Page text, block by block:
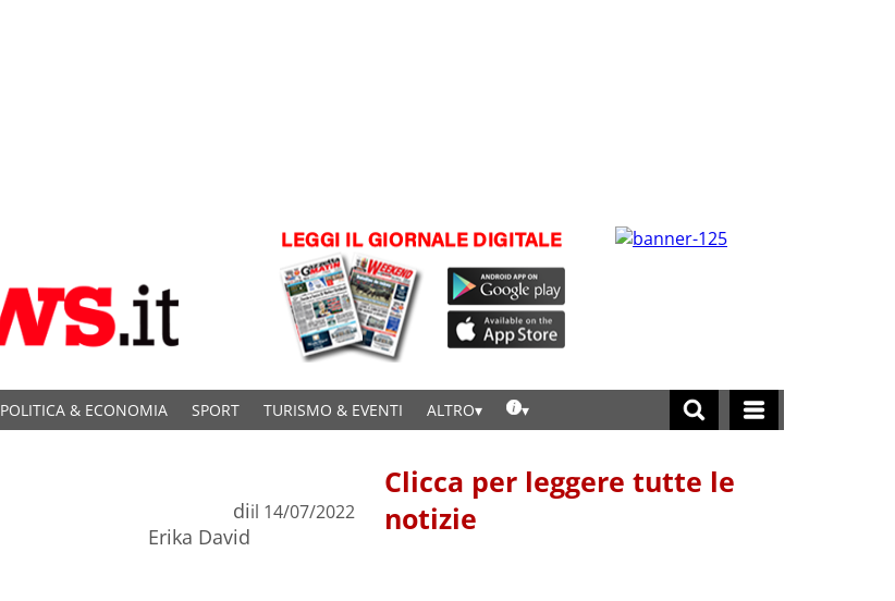
POLITICA & ECONOMIA SPORT TURISMO & EVENTI ALTRO
di
Erika David
il 14/07/2022
Clicca per leggere tutte le
notizie